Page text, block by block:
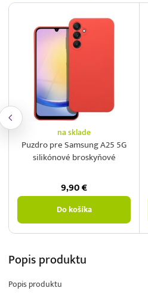
na sklade
Puzdro pre Samsung A25 5G
silikónové broskyňové
9,90€
Do košíka
Popisproduktu
Popis produktu